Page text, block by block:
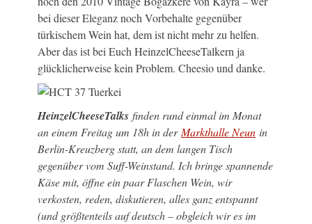
bei dieser Eleganz noch Vorbehalte gegenüber
türkischem Wein hat, dem ist nicht mehr zu helfen.
Aber das ist bei Euch HeinzelCheeseTalkern ja
glücklicherweise kein Problem. Cheesio und danke.
HeinzelCheeseTalks finden rund einmal im Monat
an einem Freitag um 18h in derMarkthalle Neun in
Berlin-Kreuzberg statt, an dem langen Tisch
gegenüber vom Suff-Weinstand. Ich bringe spannende
Käse mit, öffne ein paar Flaschen Wein, wir
verkosten, reden, diskutieren, alles ganz entspannt
(und größtenteils auf deutsch – obgleich wir es im